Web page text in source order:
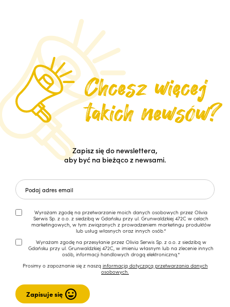
Zapisz się do newslettera,
aby być na bieżąco z newsami.
Wyrażam zgodę na przetwarzanie moich danych osobowych przez Olivia
Serwis Sp. z o.o. z siedzibą w Gdańsku przy ul. Grunwaldzkiej 472C w celach
marketingowych, w tym związanych z prowadzeniem marketingu produktów
lub usług własnych oraz innych osób.*
Wyrażam zgodę na przesyłanie przez Olivia Serwis Sp. z o.o. z siedzibą w
Gdańsku przy ul. Grunwaldzkiej 472C, w imieniu własnym lub na zlecenie innych
osób, informacji handlowych drogą elektroniczną.*
Prosimy o zapoznanie się z naszą informacją dotyczącą przetwarzania danych
osobowych.